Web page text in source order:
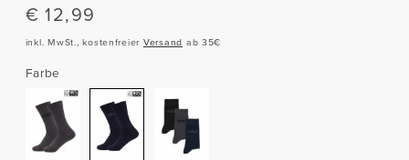
Normaler
Preis
€ 12,99
inkl. MwSt., kostenfreier Versand ab 35€
Farbe